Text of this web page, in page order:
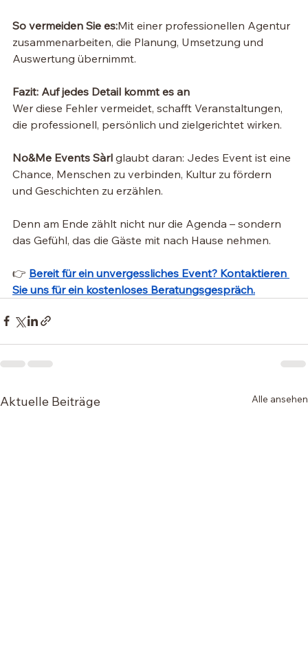
So vermeiden Sie es:Mit einer professionellen Agentur
zusammenarbeiten, die Planung, Umsetzung und
Auswertung übernimmt.
Fazit: Auf jedes Detail kommt es an
Wer diese Fehler vermeidet, schafft Veranstaltungen,
die professionell, persönlich und zielgerichtet wirken.
No&Me Events Sàrl glaubt daran: Jedes Event ist eine
Chance, Menschen zu verbinden, Kultur zu fördern
und Geschichten zu erzählen.
Denn am Ende zählt nicht nur die Agenda – sondern
das Gefühl, das die Gäste mit nach Hause nehmen.
👉 Bereit für ein unvergessliches Event? Kontaktieren
Sie uns für ein kostenloses Beratungsgespräch.
Aktuelle Beiträge Alle ansehen